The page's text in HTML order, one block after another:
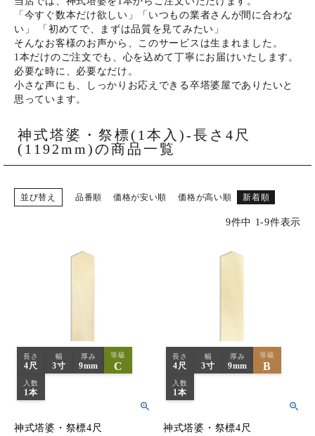
お問い合わせ
よみもの
ご購入履歴・再注文
プライバシーポリシー
「今すぐ数本だけ欲しい」「いつもの業者さんが間に合わな
い」 「初めてで、まずは品質を見てみたい」
そんなお客様のお声から、このサービスは生まれました。
1本だけのご注文でも、心を込めて丁寧にお届けいたします。
必要な時に、必要なだけ。
小さな声にも、しっかりお応えできる卒塔婆屋でありたいと
思っています。
神式塔婆・祭標(1本入)-長さ4尺
(1192mm)の商品一覧
並び替え 品番順 価格が安い順 価格が高い順 新着順
9件中 1-9件表示
長さ
4尺
幅
3寸
厚み
9mm
等級
C
入数
1本
神式塔婆・祭標4尺
長さ
4尺
幅
3寸
厚み
9mm
等級
B
入数
1本
神式塔婆・祭標4尺